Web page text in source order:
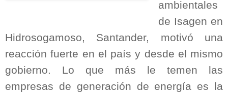
ambientales
de Isagen en
Hidrosogamoso, Santander, motivó una
reacción fuerte en el país y desde el mismo
gobierno. Lo que más le temen las
empresas de generación de energía es la